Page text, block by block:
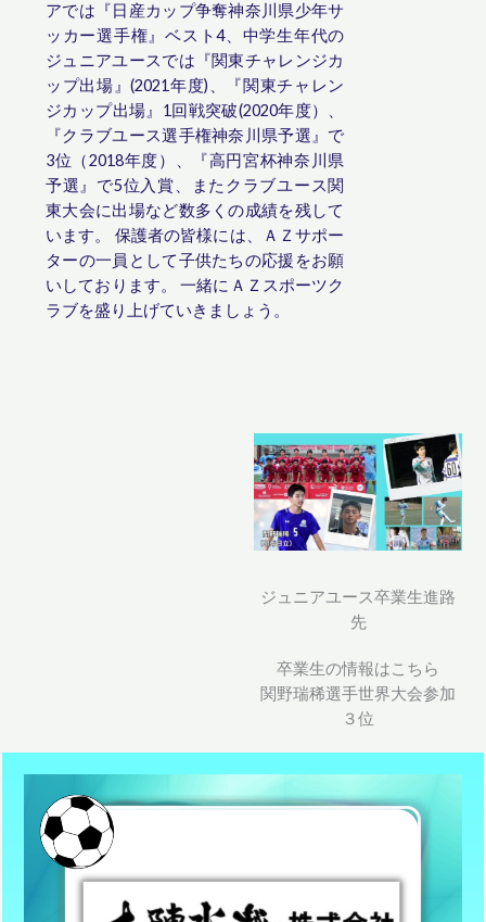
アでは『日産カップ争奪神奈川県少年サ
ッカー選手権 』ベスト4、中学生年代の
ジュニアユースでは『関東チャレンジカ
ップ出場』(2021年度)、『関東チャレン
ジカップ出場 』1回戦突破(2020年度）、
『クラブユース選手権神奈川県予選 』で
3位（2018年度）、『高円宮杯神奈川県
予選 』で5位入賞、またクラブユース関
東大会に出場など数多くの成績を残して
います。 保護者の皆様には、ＡＺサポー
ターの一員として子供たちの応援をお願
いしております。 一緒にＡＺスポーツク
ラブを盛り上げていきましょう。
ジュニアユース卒業生進路
先
卒業生の情報はこちら
関野瑞稀選手世界大会参加
３位